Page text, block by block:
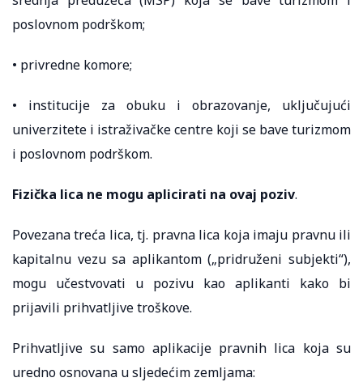
poslovnom podrškom;
• privredne komore;
• institucije za obuku i obrazovanje, uključujući
univerzitete i istraživačke centre koji se bave turizmom
i poslovnom podrškom.
Fizička lica ne mogu aplicirati na ovaj poziv.
Povezana treća lica, tj. pravna lica koja imaju pravnu ili
kapitalnu vezu sa aplikantom („pridruženi subjekti“),
mogu učestvovati u pozivu kao aplikanti kako bi
prijavili prihvatljive troškove.
Prihvatljive su samo aplikacije pravnih lica koja su
uredno osnovana u sljedećim zemljama: